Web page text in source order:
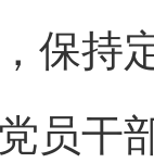
保持
员干